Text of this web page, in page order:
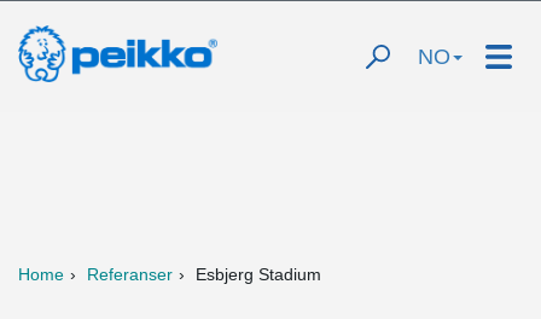
NO
Home Referanser Esbjerg Stadium